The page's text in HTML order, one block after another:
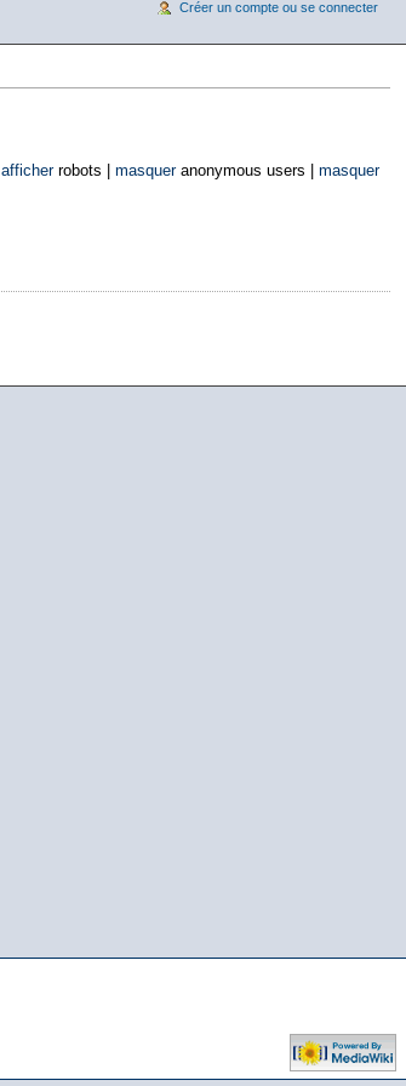
afficherrobots | masqueranonymous users | masquer
Créer un compte ou se connecter